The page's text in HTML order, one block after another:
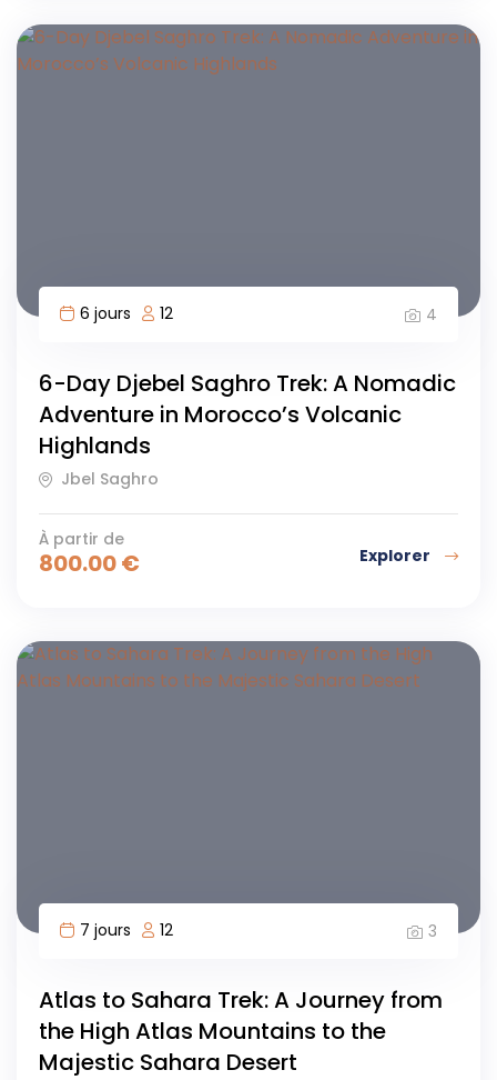
6 jours 12 4
6-Day Djebel Saghro Trek: A Nomadic
Adventure in Morocco’s Volcanic
Highlands
Jbel Saghro
À partir de
800.00€ Explorer
7 jours 12 3
Atlas to Sahara Trek: A Journey from
the High Atlas Mountains to the
Majestic Sahara Desert